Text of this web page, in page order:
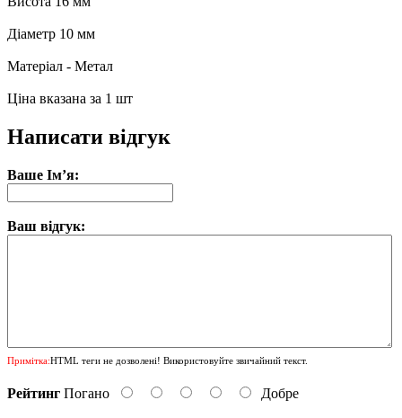
Діаметр 10 мм
Матеріал - Метал
Ціна вказана за 1 шт
Написати відгук
Ваше Ім’я:
Ваш відгук:
Примітка:HTML теги не дозволені! Використовуйте звичайний текст.
Рейтинг Погано Добре